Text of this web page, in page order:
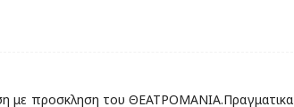
με προσκληση του ΘΕΑΤΡΟΜΑΝΙΑ.Πραγματικα